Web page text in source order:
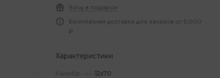
Хочу в подарок
Бесплатная доставка для заказов от 5 000
₽
Характеристики
Калибр — 12х70